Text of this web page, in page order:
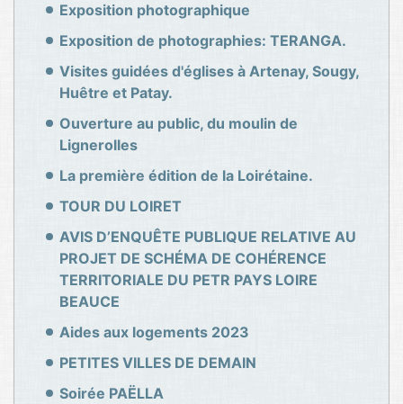
Exposition photographique
Exposition de photographies: TERANGA.
Visites guidées d'églises à Artenay, Sougy,
Huêtre et Patay.
Ouverture au public, du moulin de
Lignerolles
La première édition de la Loirétaine.
TOUR DU LOIRET
AVIS D’ENQUÊTE PUBLIQUE RELATIVE AU
PROJET DE SCHÉMA DE COHÉRENCE
TERRITORIALE DU PETR PAYS LOIRE
BEAUCE
Aides aux logements 2023
PETITES VILLES DE DEMAIN
Soirée PAËLLA